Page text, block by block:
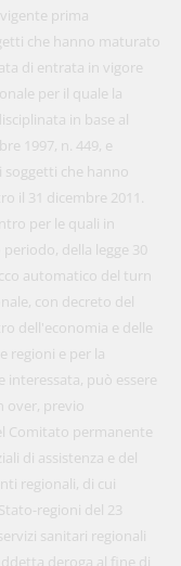
prima
che hanno maturato
di entrata in vigore
per il quale la
in base al
1997, n. 449, e
soggetti che hanno
il 31 dicembre 2011.
per le quali in
della legge 30
automatico del turn
con decreto del
dell'economia e delle
regioni e per la
interessata, può essere
over, previo
Comitato permanente
di assistenza e del
regionali, di cui
regioni del 23
sanitari regionali
deroga al fine di